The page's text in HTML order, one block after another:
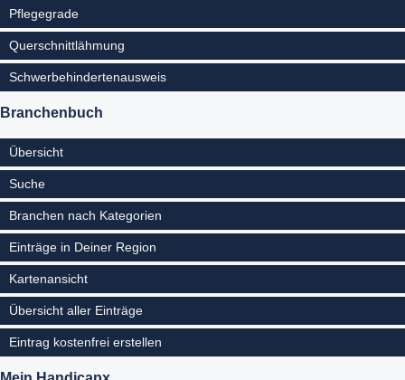
Pflegegrade
Querschnittlähmung
Schwerbehindertenausweis
Branchenbuch
Übersicht
Suche
Branchen nach Kategorien
Einträge in Deiner Region
Kartenansicht
Übersicht aller Einträge
Eintrag kostenfrei erstellen